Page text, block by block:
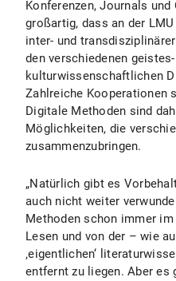
Konferenzen, Journals
großartig, dass an der
inter- und
den verschiedenen
kulturwissenschaftlichen
Zahlreiche Kooperationen
Digitale Methoden sind
Möglichkeiten, die
zusammenzubringen.
„Natürlich gibt es
auch nicht weiter
Methoden schon immer
Lesen und von der – wie
‚eigentlichen‘
entfernt zu liegen. Aber es